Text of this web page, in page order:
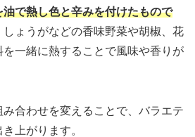
で熱し色と辛みを付けたもので
しょうがなどの香味野菜や胡椒、花
一緒に熱することで風味や香りが
合わせを変えることで、バラエテ
上がります。